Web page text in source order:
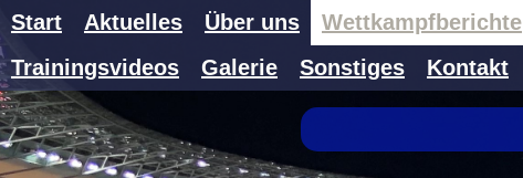
Start Aktuelles Über uns Wettkampfberichte
Trainingsvideos
Galerie Sonstiges Kontakt